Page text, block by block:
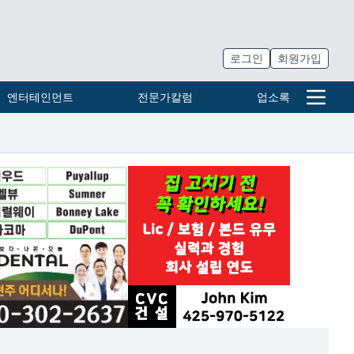
로그인 회원가입
엔터테인먼트 전문가칼럼 업소록